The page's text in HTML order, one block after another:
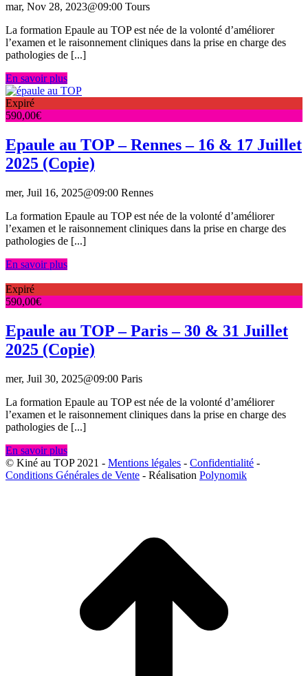
mar, Nov 28, 2023@09:00 Tours
La formation Epaule au TOP est née de la volonté d’améliorer
l’examen et le raisonnement cliniques dans la prise en charge des
pathologies de [...]
En savoir plus
Expiré
590,00€
Epaule au TOP – Rennes – 16 & 17 Juillet
2025 (Copie)
mer, Juil 16, 2025@09:00 Rennes
La formation Epaule au TOP est née de la volonté d’améliorer
l’examen et le raisonnement cliniques dans la prise en charge des
pathologies de [...]
En savoir plus
Expiré
590,00€
Epaule au TOP – Paris – 30 & 31 Juillet
2025 (Copie)
mer, Juil 30, 2025@09:00 Paris
La formation Epaule au TOP est née de la volonté d’améliorer
l’examen et le raisonnement cliniques dans la prise en charge des
pathologies de [...]
En savoir plus
© Kiné au TOP 2021 - Mentions légales - Confidentialité -
Conditions Générales de Vente - Réalisation Polynomik